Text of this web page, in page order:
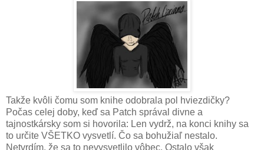
Takže kvôli čomu som knihe odobrala pol hviezdičky?
Počas celej doby, keď sa Patch správal divne a
tajnostkársky som si hovorila: Len vydrž, na konci knihy sa
to určite VŠETKO vysvetlí. Čo sa bohužiaľ nestalo.
Netvrdím, že sa to nevysvetlilo vôbec. Ostalo však